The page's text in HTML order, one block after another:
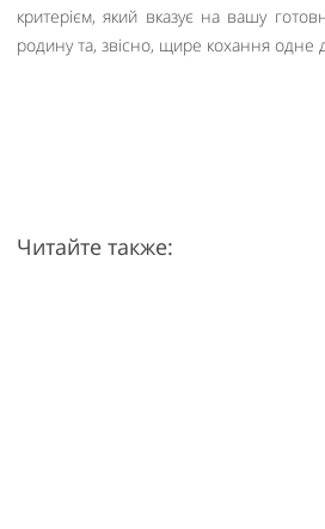
критерієм, який вказує на вашу
родину та, звісно, щире кохання одне
Читайте также: